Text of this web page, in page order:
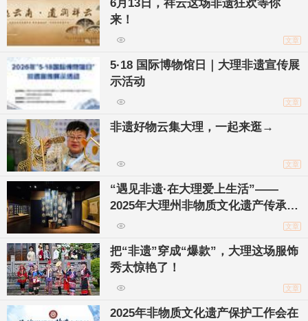
6月13日，祥云这场非遗狂欢等你
来！
文章
5·18 国际博物馆日｜大理非遗宣传展
示活动
文章
非遗好物云集大理，一起来逛→
文章
“遇见非遗·在大理爱上生活”——
2025年大理州非物质文化遗产传承人
捐赠作品展在大理州博物馆开展
文章
把“非遗”穿成“爆款”，大理这场服饰
秀太惊艳了！
文章
2025年非物质文化遗产保护工作会在